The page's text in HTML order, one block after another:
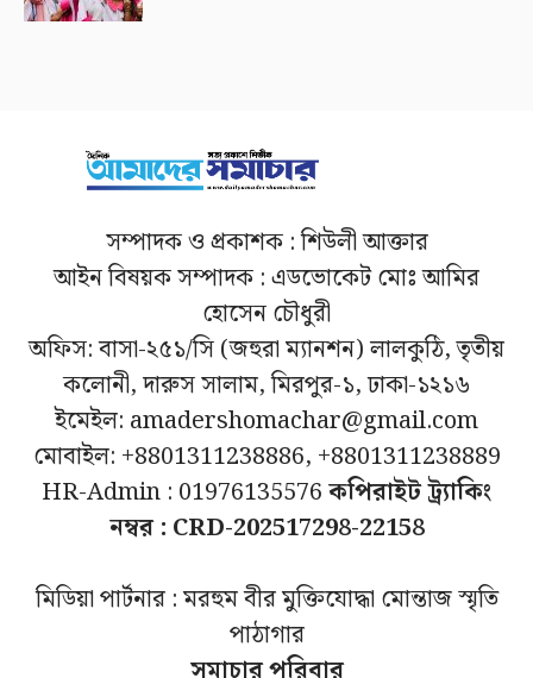
সম্পাদক ও প্রকাশক : শিউলী আক্তার
আইন বিষয়ক সম্পাদক : এডভোকেট মোঃ আমির
হোসেন চৌধুরী
অফিস: বাসা-২৫১/সি (জহুরা ম্যানশন) লালকুঠি, তৃতীয়
কলোনী, দারুস সালাম, মিরপুর-১, ঢাকা-১২১৬
ইমেইল: amadershomachar@gmail.com
মোবাইল: +8801311238886, +8801311238889
HR-Admin : 01976135576কপিরাইট ট্র্যাকিং
নম্বর : CRD-202517298-22158
মিডিয়া পার্টনার : মরহুম বীর মুক্তিযোদ্ধা মোন্তাজ স্মৃতি
পাঠাগার